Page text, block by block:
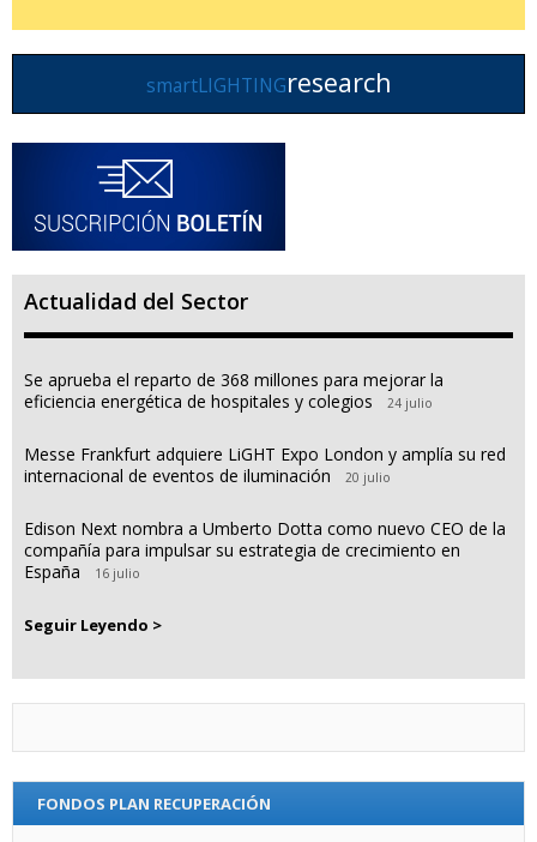
smartLIGHTINGresearch
Actualidad del Sector
Se aprueba el reparto de 368 millones para mejorar la
eficiencia energética de hospitales y colegios
24 julio
Messe Frankfurt adquiere LiGHT Expo London y amplía su red
internacional de eventos de iluminación
20 julio
Edison Next nombra a Umberto Dotta como nuevo CEO de la
compañía para impulsar su estrategia de crecimiento en
España
16 julio
Seguir Leyendo >
FONDOS PLAN RECUPERACIÓN